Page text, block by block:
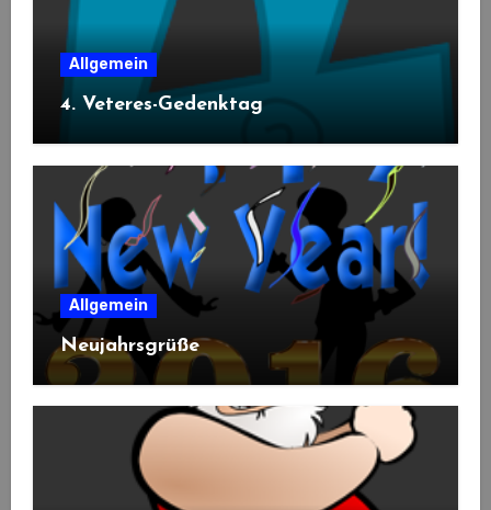
Allgemein
4. Veteres-Gedenktag
Allgemein
Neujahrsgrüße